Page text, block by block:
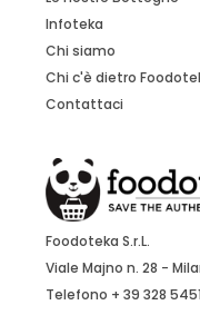
Infoteka
Chi siamo
Chi c'è dietro
Contattaci
Foodoteka S.r.L.
Viale Majno n. 28 -
Telefono + 39 328